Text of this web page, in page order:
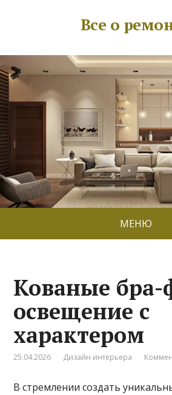
Все о
МЕНЮ
Кованые
освещение с
характером
25.04.2026 Дизайн интерьера
В стремлении создать